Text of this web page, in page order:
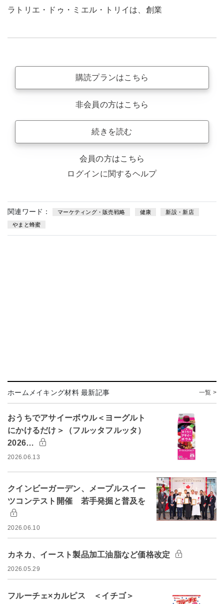
ラトリエ・ドゥ・ミエル・トリイは、創業
購読プランはこちら
非会員の方はこちら
続きを読む
会員の方はこちら
ログインに関するヘルプ
関連ワード： マーケティング・販売戦略 健康 新設・新店
やまと蜂蜜
ホームメイキング材料 最新記事 一覧 >
おうちでアサイーボウル＜ヨーグルト
にかけるだけ＞（フルッタフルッタ）
2026…
2026.06.13
クインビーガーデン、メープルスイー
ツコンテスト開催 若手発掘と普及を
2026.06.10
カネカ、イースト製品加工油脂など価格改定
2026.05.29
フルーチェ×カルピス ＜イチゴ＞